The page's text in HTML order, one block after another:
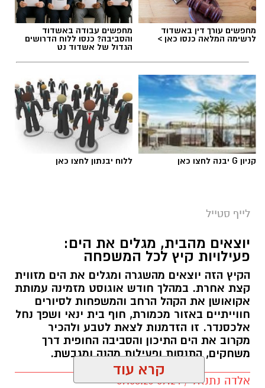
מחפשים עורך דין באשדוד
לרשימה המלאה כנסו כאן >
מחפשים עבודה באשדוד
והסביבה? כנסו ללוח הדרושים
הגדול של אשדוד נט
קניון G יבנה לחצו כאן ללוח יבנתון לחצו כאן
לייף סטייל
יוצאים מהבית, מגלים את הים:
פעילויות קיץ לכל המשפחה
הקיץ הזה יוצאים מהשגרה ומגלים את הים מזווית
קצת אחרת. במהלך חודש אוגוסט מזמינה עמותת
אקואושן את הקהל הרחב והמשפחות לסיורים
חווייתיים באזור מכמורת, חוף בית ינאי ושפך נחל
אלכסנדר. זו הזדמנות לצאת לטבע ולהכיר
מקרוב את הים התיכון והסביבה החופית דרך
משחקים, התנסות ופעילות מהנה ומגבשת.
אלדה נתנאל / 09:24 07.08.26
קרא עוד